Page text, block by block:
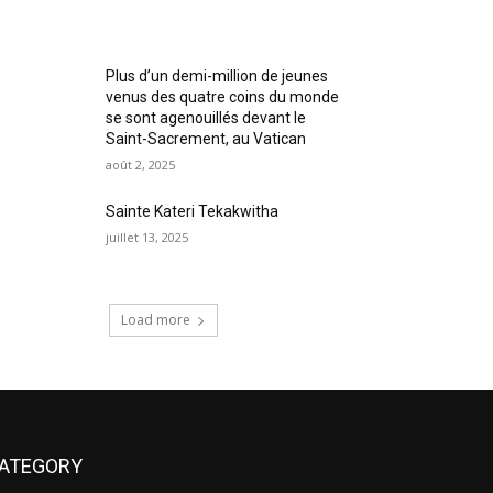
Plus d’un demi-million de jeunes
venus des quatre coins du monde
se sont agenouillés devant le
Saint-Sacrement, au Vatican
août 2, 2025
Sainte Kateri Tekakwitha
juillet 13, 2025
Load more